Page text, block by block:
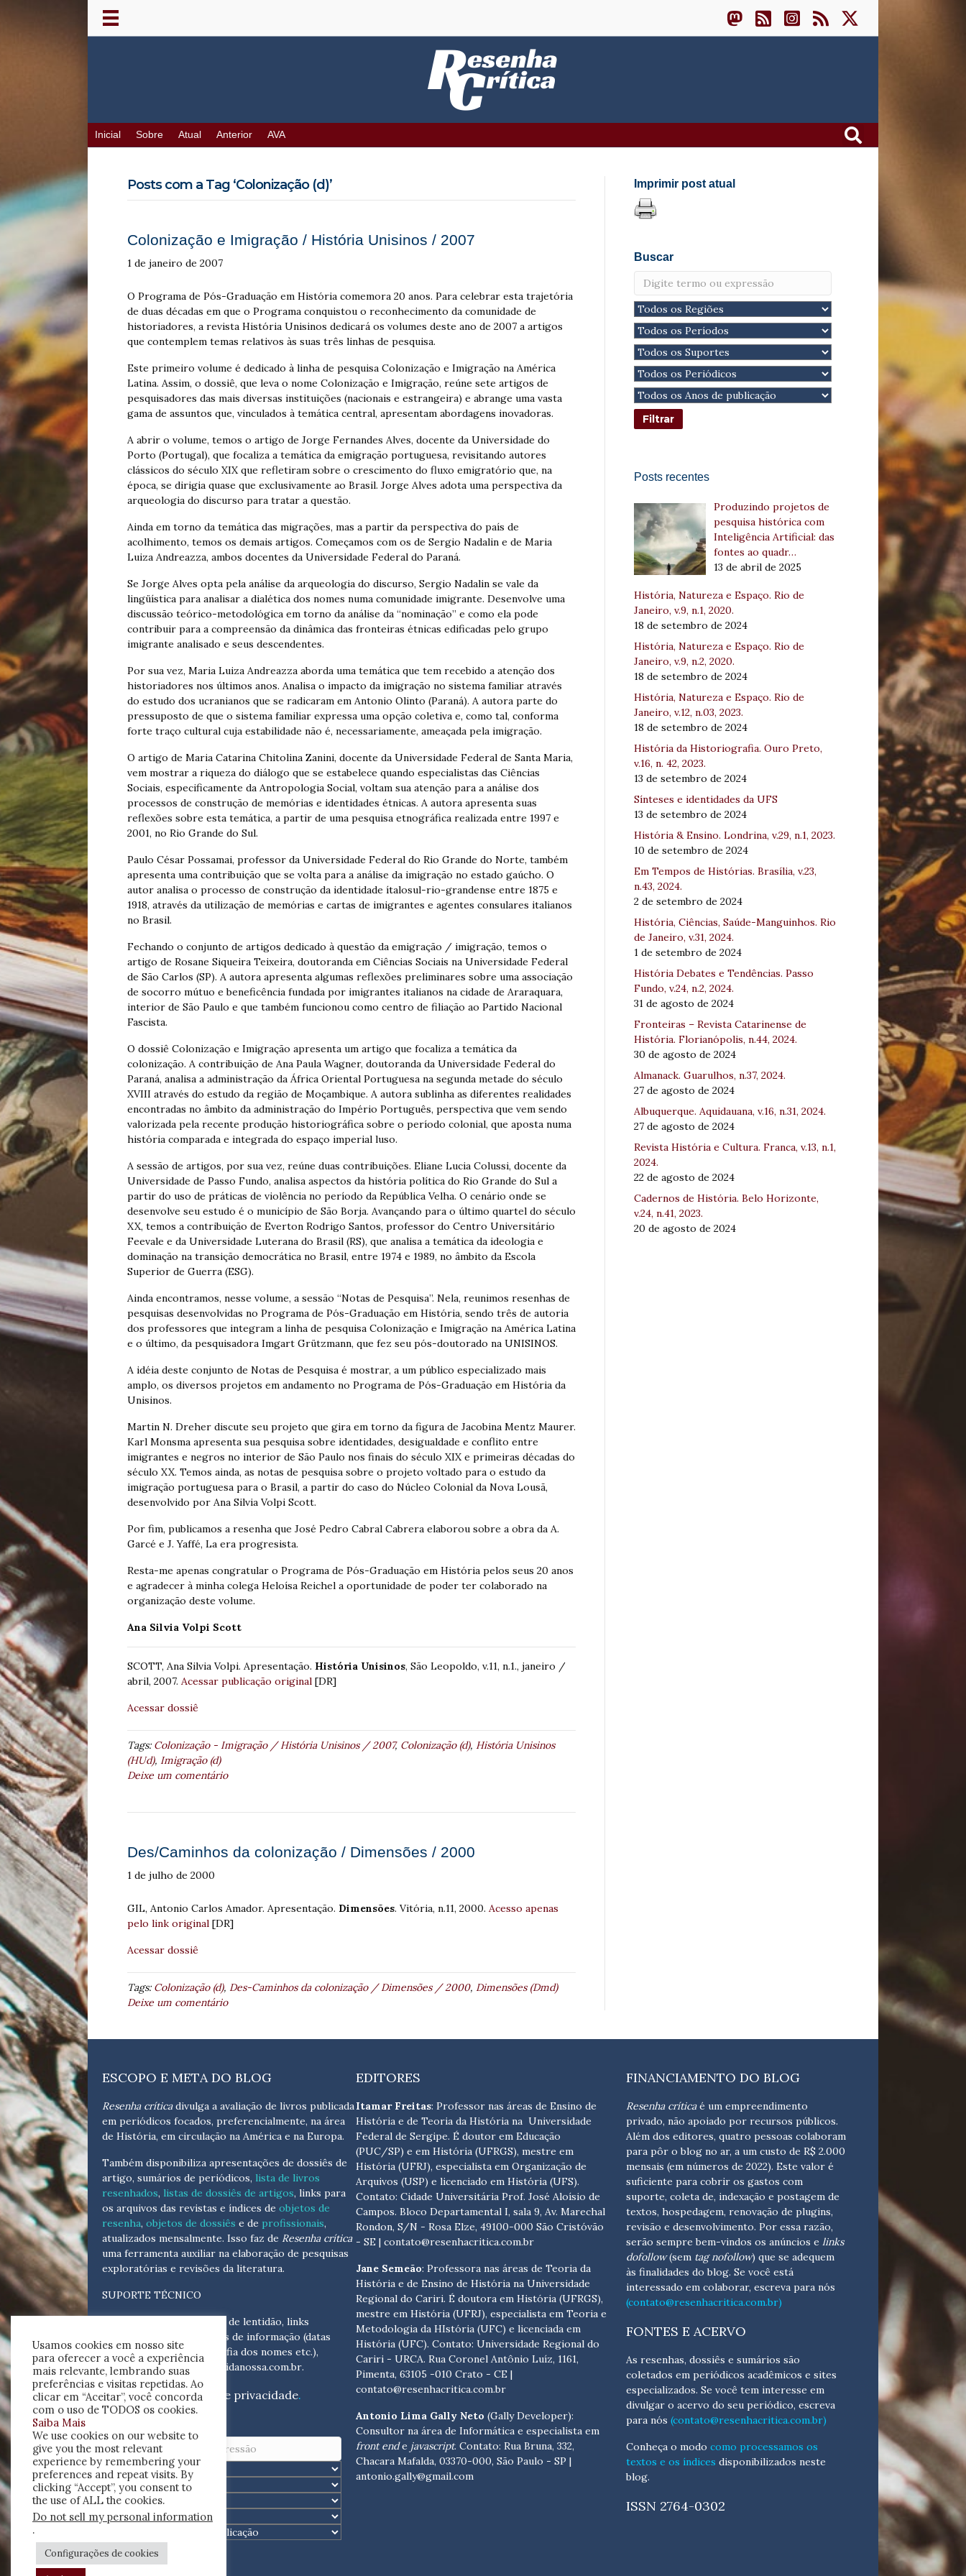
Inicial Sobre Atual Anterior AVA
Posts com a Tag ‘Colonização (d)’
Colonização e Imigração / História Unisinos / 2007
1 de janeiro de 2007
O Programa de Pós-Graduação em História comemora 20 anos. Para celebrar esta trajetória
de duas décadas em que o Programa conquistou o reconhecimento da comunidade de
historiadores, a revista História Unisinos dedicará os volumes deste ano de 2007 a artigos
que contemplem temas relativos às suas três linhas de pesquisa.
Este primeiro volume é dedicado à linha de pesquisa Colonização e Imigração na América
Latina. Assim, o dossiê, que leva o nome Colonização e Imigração, reúne sete artigos de
pesquisadores das mais diversas instituições (nacionais e estrangeira) e abrange uma vasta
gama de assuntos que, vinculados à temática central, apresentam abordagens inovadoras.
A abrir o volume, temos o artigo de Jorge Fernandes Alves, docente da Universidade do
Porto (Portugal), que focaliza a temática da emigração portuguesa, revisitando autores
clássicos do século XIX que refletiram sobre o crescimento do fluxo emigratório que, na
época, se dirigia quase que exclusivamente ao Brasil. Jorge Alves adota uma perspectiva da
arqueologia do discurso para tratar a questão.
Ainda em torno da temática das migrações, mas a partir da perspectiva do país de
acolhimento, temos os demais artigos. Começamos com os de Sergio Nadalin e de Maria
Luiza Andreazza, ambos docentes da Universidade Federal do Paraná.
Se Jorge Alves opta pela análise da arqueologia do discurso, Sergio Nadalin se vale da
lingüística para analisar a dialética dos nomes numa comunidade imigrante. Desenvolve uma
discussão teórico-metodológica em torno da análise da “nominação” e como ela pode
contribuir para a compreensão da dinâmica das fronteiras étnicas edificadas pelo grupo
imigrante analisado e seus descendentes.
Por sua vez, Maria Luiza Andreazza aborda uma temática que tem recebido a atenção dos
historiadores nos últimos anos. Analisa o impacto da imigração no sistema familiar através
do estudo dos ucranianos que se radicaram em Antonio Olinto (Paraná). A autora parte do
pressuposto de que o sistema familiar expressa uma opção coletiva e, como tal, conforma
forte traço cultural cuja estabilidade não é, necessariamente, ameaçada pela imigração.
O artigo de Maria Catarina Chitolina Zanini, docente da Universidade Federal de Santa Maria,
vem mostrar a riqueza do diálogo que se estabelece quando especialistas das Ciências
Sociais, especificamente da Antropologia Social, voltam sua atenção para a análise dos
processos de construção de memórias e identidades étnicas. A autora apresenta suas
reflexões sobre esta temática, a partir de uma pesquisa etnográfica realizada entre 1997 e
2001, no Rio Grande do Sul.
Paulo César Possamai, professor da Universidade Federal do Rio Grande do Norte, também
apresenta uma contribuição que se volta para a análise da imigração no estado gaúcho. O
autor analisa o processo de construção da identidade ítalosul-rio-grandense entre 1875 e
1918, através da utilização de memórias e cartas de imigrantes e agentes consulares italianos
no Brasil.
Fechando o conjunto de artigos dedicado à questão da emigração / imigração, temos o
artigo de Rosane Siqueira Teixeira, doutoranda em Ciências Sociais na Universidade Federal
de São Carlos (SP). A autora apresenta algumas reflexões preliminares sobre uma associação
de socorro mútuo e beneficência fundada por imigrantes italianos na cidade de Araraquara,
interior de São Paulo e que também funcionou como centro de filiação ao Partido Nacional
Fascista.
O dossiê Colonização e Imigração apresenta um artigo que focaliza a temática da
colonização. A contribuição de Ana Paula Wagner, doutoranda da Universidade Federal do
Paraná, analisa a administração da África Oriental Portuguesa na segunda metade do século
XVIII através do estudo da região de Moçambique. A autora sublinha as diferentes realidades
encontradas no âmbito da administração do Império Português, perspectiva que vem sendo
valorizada pela recente produção historiográfica sobre o período colonial, que aposta numa
história comparada e integrada do espaço imperial luso.
A sessão de artigos, por sua vez, reúne duas contribuições. Eliane Lucia Colussi, docente da
Universidade de Passo Fundo, analisa aspectos da história política do Rio Grande do Sul a
partir do uso de práticas de violência no período da República Velha. O cenário onde se
desenvolve seu estudo é o município de São Borja. Avançando para o último quartel do século
XX, temos a contribuição de Everton Rodrigo Santos, professor do Centro Universitário
Feevale e da Universidade Luterana do Brasil (RS), que analisa a temática da ideologia e
dominação na transição democrática no Brasil, entre 1974 e 1989, no âmbito da Escola
Superior de Guerra (ESG).
Ainda encontramos, nesse volume, a sessão “Notas de Pesquisa”. Nela, reunimos resenhas de
pesquisas desenvolvidas no Programa de Pós-Graduação em História, sendo três de autoria
dos professores que integram a linha de pesquisa Colonização e Imigração na América Latina
e o último, da pesquisadora Imgart Grützmann, que fez seu pós-doutorado na UNISINOS.
A idéia deste conjunto de Notas de Pesquisa é mostrar, a um público especializado mais
amplo, os diversos projetos em andamento no Programa de Pós-Graduação em História da
Unisinos.
Martin N. Dreher discute seu projeto que gira em torno da figura de Jacobina Mentz Maurer.
Karl Monsma apresenta sua pesquisa sobre identidades, desigualdade e conflito entre
imigrantes e negros no interior de São Paulo nos finais do século XIX e primeiras décadas do
século XX. Temos ainda, as notas de pesquisa sobre o projeto voltado para o estudo da
imigração portuguesa para o Brasil, a partir do caso do Núcleo Colonial da Nova Lousã,
desenvolvido por Ana Silvia Volpi Scott.
Por fim, publicamos a resenha que José Pedro Cabral Cabrera elaborou sobre a obra da A.
Garcé e J. Yaffé, La era progresista.
Resta-me apenas congratular o Programa de Pós-Graduação em História pelos seus 20 anos
e agradecer à minha colega Heloísa Reichel a oportunidade de poder ter colaborado na
organização deste volume.
Ana Silvia Volpi Scott
SCOTT, Ana Silvia Volpi. Apresentação. História Unisinos, São Leopoldo, v.11, n.1., janeiro /
abril, 2007. Acessar publicação original [DR]
Acessar dossiê
Tags:Colonização - Imigração / História Unisinos / 2007, Colonização (d), História Unisinos
(HUd), Imigração (d)
Deixe um comentário
Des/Caminhos da colonização / Dimensões / 2000
1 de julho de 2000
GIL, Antonio Carlos Amador. Apresentação. Dimensões. Vitória, n.11, 2000. Acesso apenas
pelo link original [DR]
Acessar dossiê
Tags:Colonização (d), Des-Caminhos da colonização / Dimensões / 2000, Dimensões (Dmd)
Deixe um comentário
Imprimir post atual
Buscar
Posts recentes
Produzindo projetos de
pesquisa histórica com
Inteligência Artificial: das
fontes ao quadr…
13 de abril de 2025
História, Natureza e Espaço. Rio de
Janeiro, v.9, n.1, 2020.
18 de setembro de 2024
História, Natureza e Espaço. Rio de
Janeiro, v.9, n.2, 2020.
18 de setembro de 2024
História, Natureza e Espaço. Rio de
Janeiro, v.12, n.03, 2023.
18 de setembro de 2024
História da Historiografia. Ouro Preto,
v.16, n. 42, 2023.
13 de setembro de 2024
Sínteses e identidades da UFS
13 de setembro de 2024
História & Ensino. Londrina, v.29, n.1, 2023.
10 de setembro de 2024
Em Tempos de Histórias. Brasília, v.23,
n.43, 2024.
2 de setembro de 2024
História, Ciências, Saúde-Manguinhos. Rio
de Janeiro, v.31, 2024.
1 de setembro de 2024
História Debates e Tendências. Passo
Fundo, v.24, n.2, 2024.
31 de agosto de 2024
Fronteiras – Revista Catarinense de
História. Florianópolis, n.44, 2024.
30 de agosto de 2024
Almanack. Guarulhos, n.37, 2024.
27 de agosto de 2024
Albuquerque. Aquidauana, v.16, n.31, 2024.
27 de agosto de 2024
Revista História e Cultura. Franca, v.13, n.1,
2024.
22 de agosto de 2024
Cadernos de História. Belo Horizonte,
v.24, n.41, 2023.
20 de agosto de 2024
ESCOPO E META DO BLOG
Resenha críticadivulga a avaliação de livros publicada
em periódicos focados, preferencialmente, na área
de História, em circulação na América e na Europa.
Também disponibiliza apresentações de dossiês de
artigo, sumários de periódicos, lista de livros
resenhados, listas de dossiês de artigos, links para
os arquivos das revistas e índices de objetos de
resenha, objetos de dossiês e de profissionais,
atualizados mensalmente. Isso faz de Resenha crítica
uma ferramenta auxiliar na elaboração de pesquisas
exploratórias e revisões da literatura.
SUPORTE TÉCNICO
Para eventuais problemas de lentidão, links
quebrados, senhas e erros de informação (datas
tópicas, cronológicas, grafia dos nomes etc.),
escreva para: helpdesk@vidanossa.com.br.
Leia a nossapolítica de privacidade.
EDITORES
Itamar Freitas: Professor nas áreas de Ensino de
História e de Teoria da História na Universidade
Federal de Sergipe. É doutor em Educação
(PUC/SP) e em História (UFRGS), mestre em
História (UFRJ), especialista em Organização de
Arquivos (USP) e licenciado em História (UFS).
Contato:Cidade Universitária Prof. José Aloísio de
Campos. Bloco Departamental I, sala 9, Av. Marechal
Rondon, S/N - Rosa Elze, 49100-000 São Cristóvão
- SE| contato@resenhacritica.com.br
Jane Semeão: Professora nas áreas de Teoria da
História e de Ensino de História na Universidade
Regional do Cariri. É doutora em História (UFRGS),
mestre em História (UFRJ), especialista em Teoria e
Metodologia da HIstória (UFC) e licenciada em
História (UFC). Contato:Universidade Regional do
Cariri - URCA. Rua Coronel Antônio Luíz, 1161,
Pimenta, 63105 -010 Crato - CE|
contato@resenhacritica.com.br
Antonio Lima Gally Neto (Gally Developer):
front ende javascript. Contato: Rua Bruna, 332,
Chacara Mafalda, 03370-000, São Paulo - SP |
antonio.gally@gmail.com
FINANCIAMENTO DO BLOG
Resenha críticaé um empreendimento
privado, não apoiado por recursos públicos.
Além dos editores, quatro pessoas colaboram
para pôr o blog no ar, a um custo de R$ 2.000
mensais (em números de 2022). Este valor é
suficiente para cobrir os gastos com
suporte, coleta de, indexação e postagem de
textos, hospedagem, renovação de plugins,
revisão e desenvolvimento. Por essa razão,
serão sempre bem-vindos os anúncios e links
dofollow(sem tag nofollow) que se adequem
às finalidades do blog. Se você está
interessado em colaborar, escreva para nós
(contato@resenhacritica.com.br)
FONTES E ACERVO
As resenhas, dossiês e sumários são
coletados em periódicos acadêmicos e sites
especializados. Se você tem interesse em
divulgar o acervo do seu periódico, escreva
para nós (contato@resenhacritica.com.br)
Conheça o modo como processamos os
textos e os índices disponibilizados neste
blog.
ISSN 2764-0302
Usamos cookies em nosso site
para oferecer a você a experiência
mais relevante, lembrando suas
preferências e visitas repetidas. Ao
clicar em “Aceitar”, você concorda
com o uso de TODOS os cookies.
Saiba Mais
We use cookies on our website to
give you the most relevant
experience by remembering your
preferences and repeat visits. By
clicking “Accept”, you consent to
the use of ALL the cookies.
Do not sell my personal information
.
Configurações de cookies